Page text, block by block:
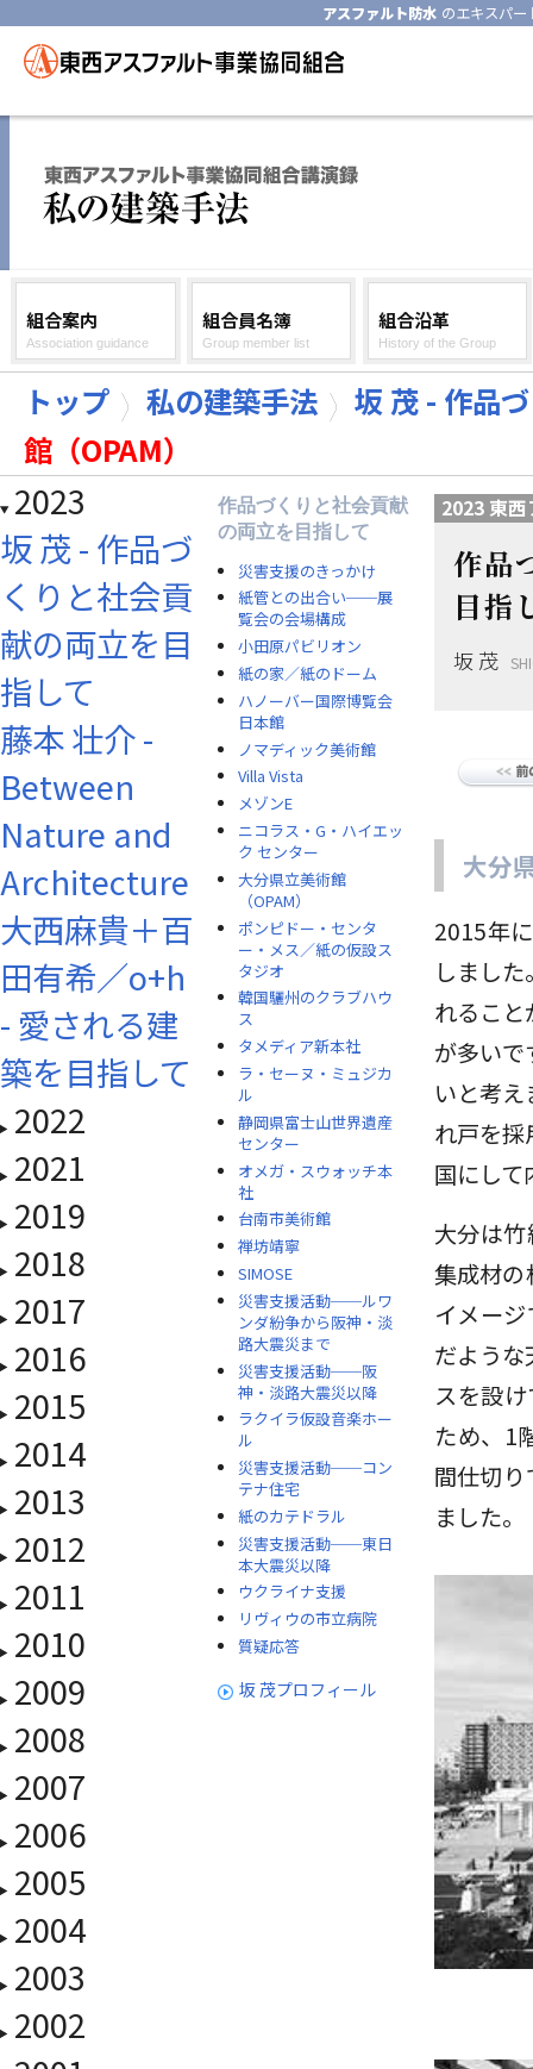
アスファルト防水 のエキスパ
組合案内
Association guidance
組合員名簿
Group member list
組合沿革
History of the Group
トップ 私の建築手法
坂 茂 - 作品
館（OPAM）
2023
坂 茂 - 作品づ
くりと社会貢
献の両立を目
指して
藤本 壮介 -
Between
Nature and
Architecture
大西麻貴＋百
田有希／o+h
- 愛される建
築を目指して
2022
2021
2019
2018
2017
2016
2015
2014
2013
2012
2011
2010
2009
2008
2007
2006
2005
2004
2003
2002
作品づくりと社会貢献
の両立を目指して
災害支援のきっかけ
紙管との出合い──展
覧会の会場構成
小田原パビリオン
紙の家／紙のドーム
ハノーバー国際博覧会
日本館
ノマディック美術館
Villa Vista
メゾンE
ニコラス・G・ハイエッ
ク センター
大分県立美術館
（OPAM）
ポンピドー・センタ
ー・メス／紙の仮設ス
タジオ
韓国驪州のクラブハウ
ス
タメディア新本社
ラ・セーヌ・ミュジカ
ル
静岡県富士山世界遺産
センター
オメガ・スウォッチ本
社
台南市美術館
禅坊靖寧
SIMOSE
災害支援活動──ルワ
ンダ紛争から阪神・淡
路大震災まで
災害支援活動──阪
神・淡路大震災以降
ラクイラ仮設音楽ホー
ル
災害支援活動──コン
テナ住宅
紙のカテドラル
災害支援活動──東日
本大震災以降
ウクライナ支援
リヴィウの市立病院
質疑応答
坂 茂プロフィール
2023 東
作品
目指
坂 茂
大分
2015年
しまし
れるこ
が多い
いと考
れ戸を
国にし
大分は
集成材の
イメー
だよう
スを設
ため、1
間仕切
ました。